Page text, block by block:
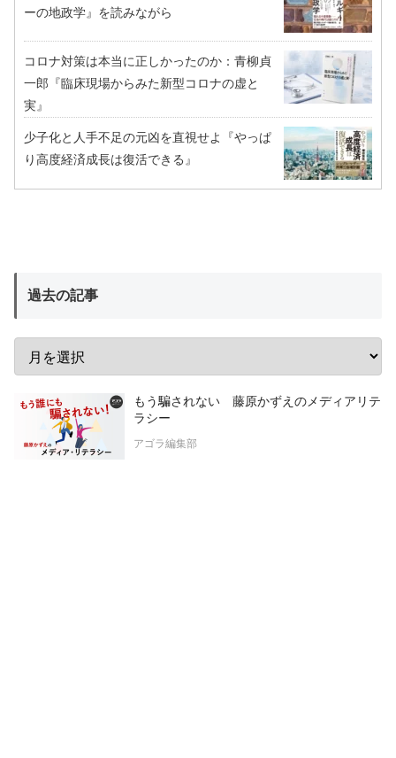
ーの地政学』を読みながら
コロナ対策は本当に正しかったのか：青柳貞
一郎『臨床現場からみた新型コロナの虚と
実』
少子化と人手不足の元凶を直視せよ『やっぱ
り高度経済成長は復活できる』
過去の記事
もう騙されない 藤原かずえのメディアリテ
ラシー
アゴラ編集部